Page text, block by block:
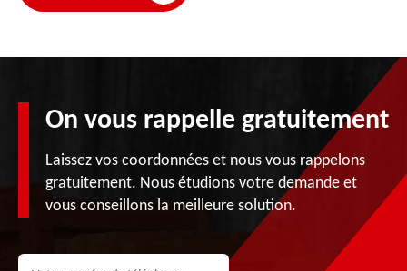
On vous rappelle gratuitement
Laissez vos coordonnées et nous vous rappelons
gratuitement. Nous étudions votre demande et
vous conseillons la meilleure solution.